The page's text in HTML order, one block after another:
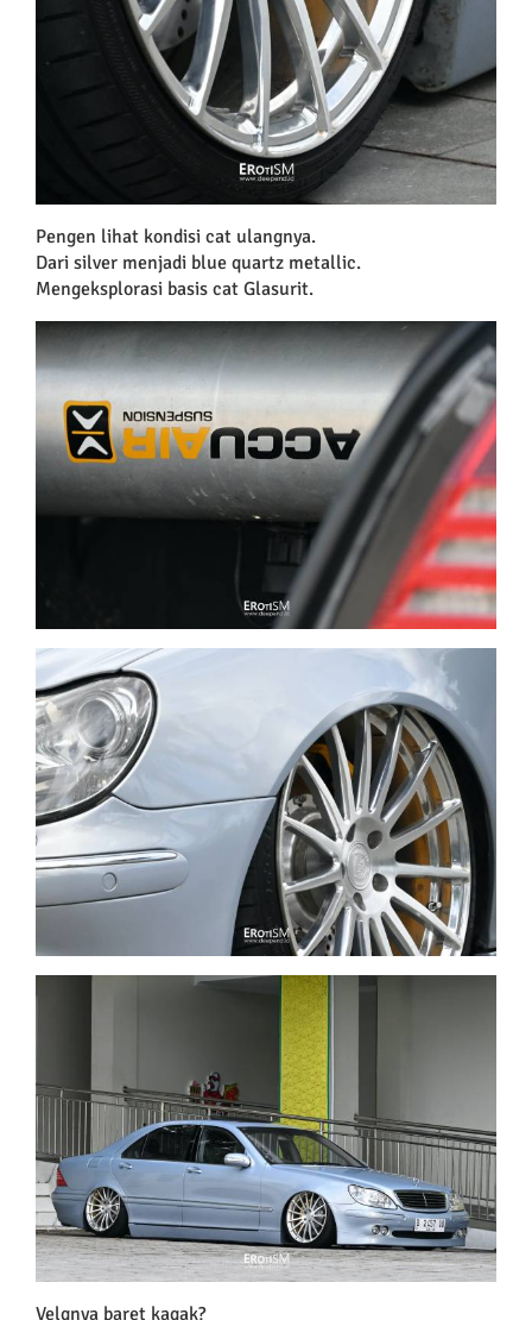
Pengen lihat kondisi cat ulangnya.
Dari silver menjadi blue quartz metallic.
Mengeksplorasi basis cat Glasurit.
Velgnya baret kagak?